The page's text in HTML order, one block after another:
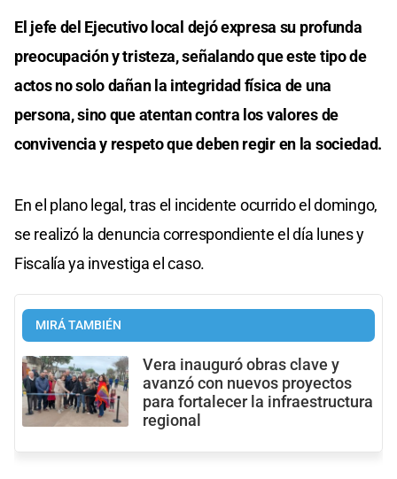
El jefe del Ejecutivo local dejó expresa su profunda
preocupación y tristeza, señalando que este tipo de
actos no solo dañan la integridad física de una
persona, sino que atentan contra los valores de
convivencia y respeto que deben regir en la sociedad.
En el plano legal, tras el incidente ocurrido el domingo,
se realizó la denuncia correspondiente el día lunes y
Fiscalía ya investiga el caso.
MIRÁ TAMBIÉN
Vera inauguró obras clave y
avanzó con nuevos proyectos
para fortalecer la infraestructura
regional